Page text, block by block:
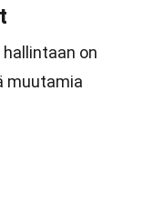
on
muutamia